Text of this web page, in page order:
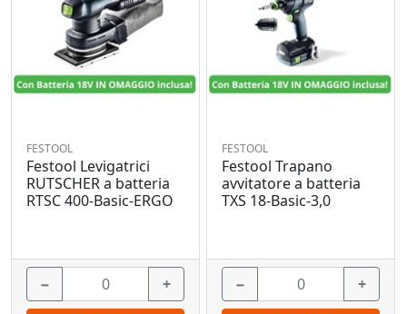
FESTOOL
Festool Levigatrici
RUTSCHER a batteria
RTSC 400-Basic-ERGO
− +
FESTOOL
Festool Trapano
avvitatore a batteria
TXS 18-Basic-3,0
− +